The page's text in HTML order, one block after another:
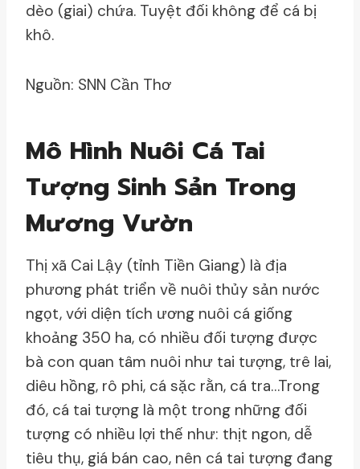
dèo (giai) chứa. Tuyệt đối không để cá bị
khô.
Nguồn: SNN Cần Thơ
Mô Hình Nuôi Cá Tai
Tượng Sinh Sản Trong
Mương Vườn
Thị xã Cai Lậy (tỉnh Tiền Giang) là địa
phương phát triển về nuôi thủy sản nước
ngọt, với diện tích ương nuôi cá giống
khoảng 350 ha, có nhiều đối tượng được
bà con quan tâm nuôi như tai tượng, trê lai,
diêu hồng, rô phi, cá sặc rằn, cá tra…Trong
đó, cá tai tượng là một trong những đối
tượng có nhiều lợi thế như: thịt ngon, dễ
tiêu thụ, giá bán cao, nên cá tai tượng đang